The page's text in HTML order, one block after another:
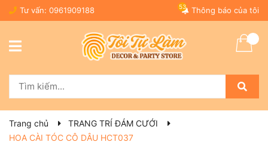
Tư vấn: 0961909188 Thông báo của tôi
53
Trang chủ
TRANG TRÍ ĐÁM CƯỚI
HOA CÀI TÓC CÔ DÂU HCT037